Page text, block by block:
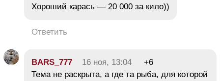
Хороший карась — 20 000 за кило))
Ответить
BARS_777 16 ноя, 13:04
+6
Тема не раскрыта, а где та рыба, для которой